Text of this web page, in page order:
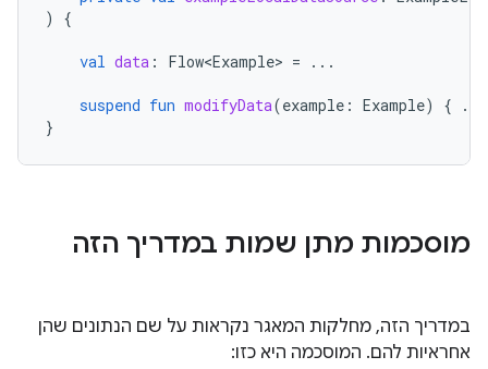
)
{
val data : Flow<Example> = ...
suspend fun modifyData(example : Example) {
...
}
מוסכמות מתן שמות במדריך הזה
במדריך הזה, מחלקות המאגר נקראות על שם הנתונים שהן
אחראיות להם. המוסכמה היא כזו: